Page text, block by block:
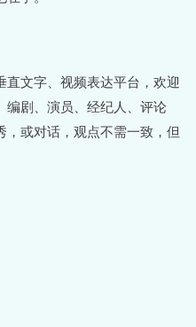
直文字、视频表达平台，欢迎
编剧、演员、经纪人、评论
或对话，观点不需一致，但